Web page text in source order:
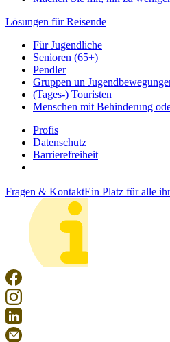
Lösungen für Reisende
Für Jugendliche
Senioren (65+)
Pendler
Gruppen un
(Tages-) Touristen
Menschen mit Behinderung
Profis
Datenschutz
Barrierefreiheit
Fragen & KontaktEin Platz für alle